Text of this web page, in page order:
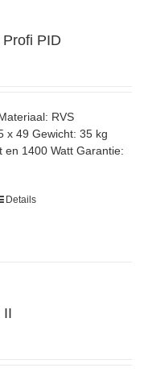
PID
RVS
x 49 Gewicht: 35 kg
en 1400 Watt Garantie:
Details
II